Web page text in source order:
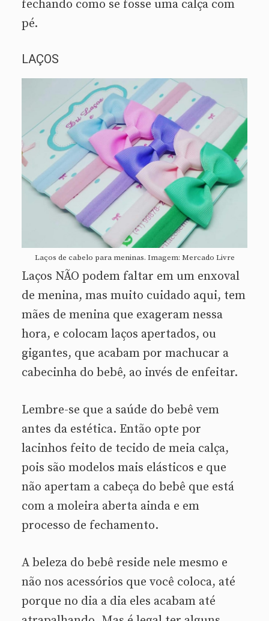
fechando como se fosse uma calça com
pé.
LAÇOS
Laços de cabelo para meninas. Imagem: Mercado Livre
Laços NÃO podem faltar em um enxoval
de menina, mas muito cuidado aqui, tem
mães de menina que exageram nessa
hora, e colocam laços apertados, ou
gigantes, que acabam por machucar a
cabecinha do bebê, ao invés de enfeitar.
Lembre-se que a saúde do bebê vem
antes da estética. Então opte por
lacinhos feito de tecido de meia calça,
pois são modelos mais elásticos e que
não apertam a cabeça do bebê que está
com a moleira aberta ainda e em
processo de fechamento.
A beleza do bebê reside nele mesmo e
não nos acessórios que você coloca, até
porque no dia a dia eles acabam até